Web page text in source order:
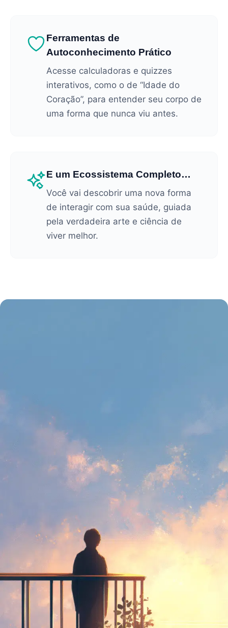
Ferramentas de
Autoconhecimento Prático
Acesse calculadoras e quizzes
interativos, como o de “Idade do
Coração”, para entender seu corpo de
uma forma que nunca viu antes.
E um Ecossistema Completo…
Você vai descobrir uma nova forma
de interagir com sua saúde, guiada
pela verdadeira arte e ciência de
viver melhor.